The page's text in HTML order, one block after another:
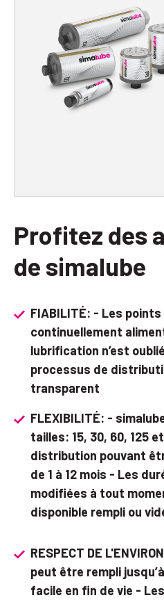
Profitez des
de simalube
FIABILITÉ: - Les
continuellement
lubrification n’est
processus de
transparent
FLEXIBILITÉ: -
tailles: 15, 30, 60, 125
distribution pouvant
de 1 à 12 mois - Les
modifiées à tout
disponible rempli ou
RESPECT DE
peut être rempli
facile en fin de vie -